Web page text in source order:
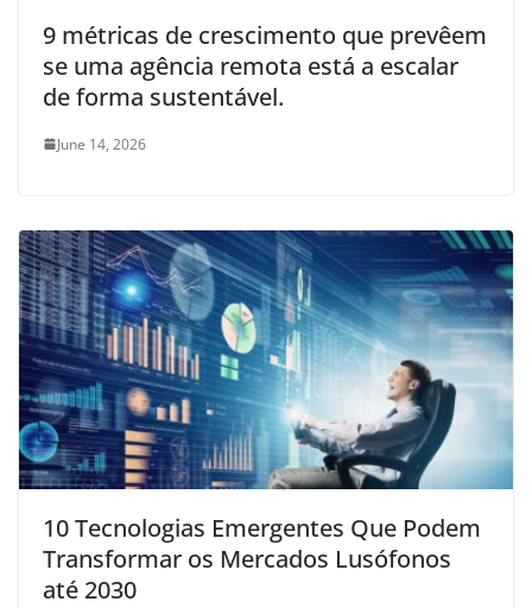
9 métricas de crescimento que prevêem
se uma agência remota está a escalar
de forma sustentável.
June 14, 2026
10 Tecnologias Emergentes Que Podem
Transformar os Mercados Lusófonos
até 2030